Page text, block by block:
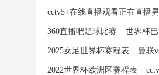
cctv5+在线直播观看正在直播
360直播吧足球比赛 世界杯
2025女足世界杯赛程表 曼联
2022世界杯欧洲区赛程表